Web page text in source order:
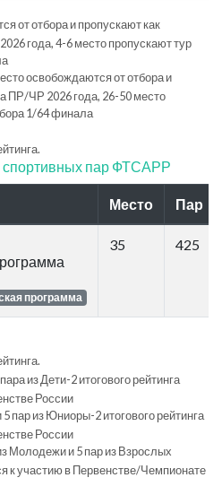
от отбора и пропускают как
года, 4-6 место пропускают тур
освобождаются от отбора и
ПР/ЧР 2026 года, 26-50 место
1/64 финала
спортивных пар ФТСАРР
Место Пар
программа
35 425
из Дети-2 итогового рейтинга
России
пар из Юниоры-2 итогового рейтинга
России
Молодежи и 5 пар из Взрослых
к участию в Первенстве/Чемпионате